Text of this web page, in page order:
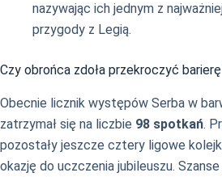
nazywając ich jednym z
przygody z Legią.
Czy obrońca zdoła przekroczyć
Obecnie licznik występów Serba w
zatrzymał się na liczbie 98 spotkań.
pozostały jeszcze cztery ligowe
okazję do uczczenia jubileuszu.